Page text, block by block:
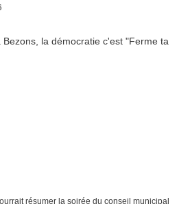
résumer la soirée du conseil municipal